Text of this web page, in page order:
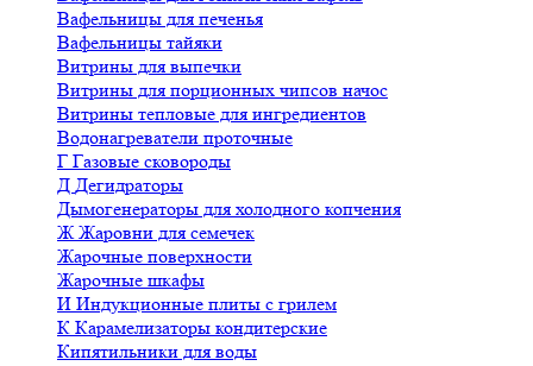
Вафельницы для печенья
Вафельницы тайяки
Витрины для выпечки
Витрины для порционных чипсов начос
Витрины тепловые для ингредиентов
Водонагреватели проточные
Г Газовые сковороды
Д Дегидраторы
Дымогенераторы для холодного копчения
ЖЖаровни для семечек
Жарочные поверхности
Жарочные шкафы
И Индукционные плиты с грилем
К Карамелизаторы кондитерские
Кипятильники для воды